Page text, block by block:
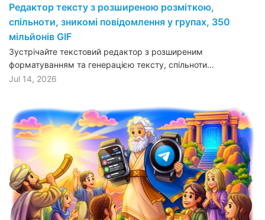
Редактор тексту з розширеною розміткою,
спільноти, зникомі повідомлення у групах, 350
мільйонів GIF
Зустрічайте текстовий редактор з розширеним
форматуванням та генерацією тексту, спільноти…
Jul 14, 2026